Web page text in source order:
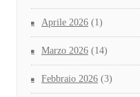
Aprile 2026 (1)
Marzo 2026 (14)
Febbraio 2026 (3)